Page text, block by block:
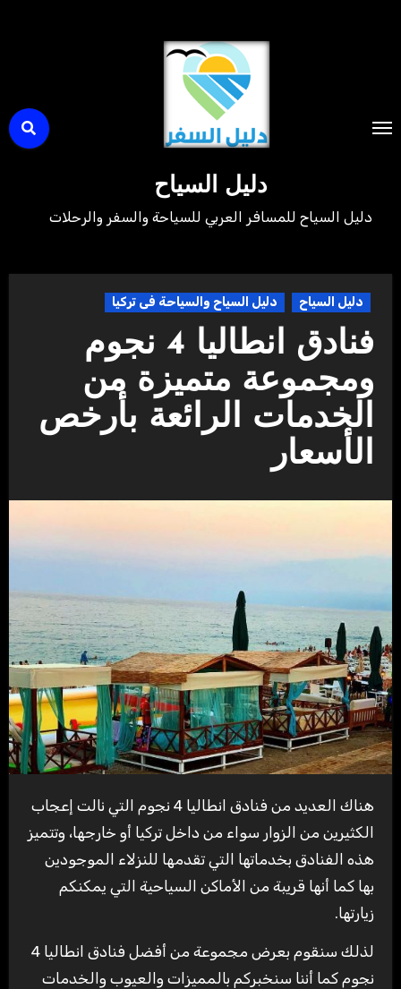
دليل السياح
دليل السياح للمسافر العربي للسياحة والسفر والرحلات
دليل السياح دليل السياح والسياحة فى تركيا
فنادق انطاليا 4 نجوم
ومجموعة متميزة من
الخدمات الرائعة بأرخص
الأسعار
هناك العديد من فنادق انطاليا 4 نجوم التي نالت إعجاب
الكثيرين من الزوار سواء من داخل تركيا أو خارجها، وتتميز
هذه الفنادق بخدماتها التي تقدمها للنزلاء الموجودين
بها كما أنها قريبة من الأماكن السياحية التي يمكنكم
زيارتها.
لذلك سنقوم بعرض مجموعة من أفضل فنادق انطاليا 4
نجوم كما أننا سنخبركم بالمميزات والعيوب والخدمات